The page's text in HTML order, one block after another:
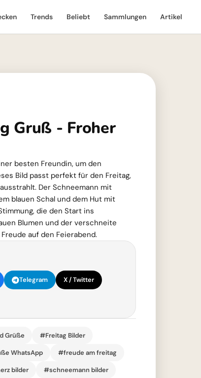
Trends Beliebt Sammlungen Artikel
Gruß - Froher
besten Freundin, um den
Bild passt perfekt für den Freitag,
Der Schneemann mit
blauen Schal und dem Hut mit
die den Start ins
Blumen und der verschneite
auf den Feierabend.
Telegram X / Twitter
Grüße #Freitag Bilder
WhatsApp #freude am freitag
bilder #schneemann bilder